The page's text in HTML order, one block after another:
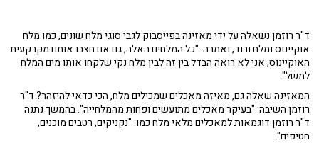
ד"ר רוזמן נשאלה על ידי מאזינה בפייסבוק לגבי סוגי מלח שונים, כמו מלח
אוקיינוס ומלח ורוד, ואמרה: "כל המלחים האלה, גם אם חצבו אותם מקרקעית
האוקיינוס, אני לא רואה הבדל בין זה לבין מלח נקי שלקחו אותו מים המלח
למשל".
המאזינה שאלה גם, מאיזה מאכלים שמכילים מלח, הכי כדאי להיזהר? ד"ר
רוזמן השיבה: "בעיקר מאכלים מתועשים ופחות מהמלחייה". בהמשך נתנה
ד"ר רוזמן דוגמאות למאכלים מלאי מלח כמו: "נקניקים, רטבים מוכנים,
חטיפים".